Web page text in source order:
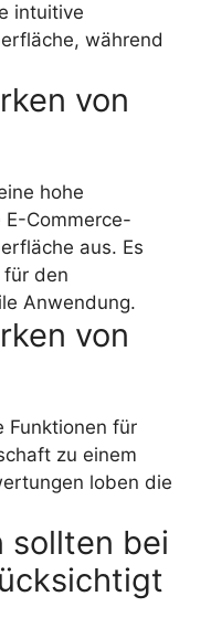
intuitive
während
von
hohe
Commerce-
aus. Es
den
Anwendung.
von
Funktionen für
zu einem
loben die
sollten bei